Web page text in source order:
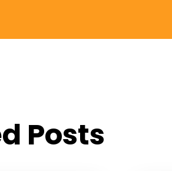
Posts